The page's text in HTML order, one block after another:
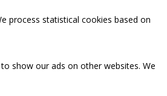
process statistical cookies based on
show our ads on other websites. We